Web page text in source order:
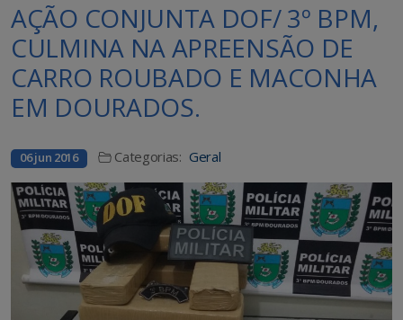
AÇÃO CONJUNTA DOF/ 3º BPM,
CULMINA NA APREENSÃO DE
CARRO ROUBADO E MACONHA
EM DOURADOS.
06 jun 2016 Categorias: Geral